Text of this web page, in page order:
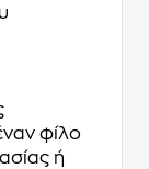
φίλο
ή